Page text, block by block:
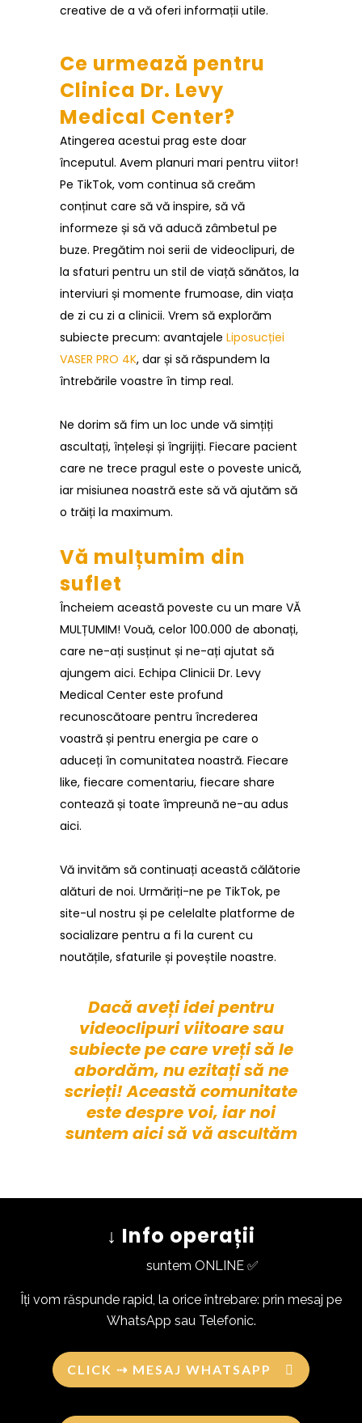
creative de a vă oferi informații utile.
Ce urmează pentru
Clinica Dr. Levy
Medical Center?
Atingerea acestui prag este doar
începutul. Avem planuri mari pentru viitor!
Pe TikTok, vom continua să creăm
conținut care să vă inspire, să vă
informeze și să vă aducă zâmbetul pe
buze. Pregătim noi serii de videoclipuri, de
la sfaturi pentru un stil de viață sănătos, la
interviuri și momente frumoase, din viața
de zi cu zi a clinicii. Vrem să explorăm
subiecte precum: avantajele Liposucției
VASER PRO 4K, dar și să răspundem la
întrebările voastre în timp real.
Ne dorim să fim un loc unde vă simțiți
ascultați, înțeleși și îngrijiți. Fiecare pacient
care ne trece pragul este o poveste unică,
iar misiunea noastră este să vă ajutăm să
o trăiți la maximum.
Vă mulțumim din
suflet
Încheiem această poveste cu un mare VĂ
MULȚUMIM! Vouă, celor 100.000 de abonați,
care ne-ați susținut și ne-ați ajutat să
ajungem aici. Echipa Clinicii Dr. Levy
Medical Center este profund
recunoscătoare pentru încrederea
voastră și pentru energia pe care o
aduceți în comunitatea noastră. Fiecare
like, fiecare comentariu, fiecare share
contează și toate împreună ne-au adus
aici.
Vă invităm să continuați această călătorie
alături de noi. Urmăriți-ne pe TikTok, pe
site-ul nostru și pe celelalte platforme de
socializare pentru a fi la curent cu
noutățile, sfaturile și poveștile noastre.
Dacă aveți idei pentru
videoclipuri viitoare sau
subiecte pe care vreți să le
abordăm, nu ezitați să ne
scrieți! Această comunitate
este despre voi, iar noi
suntem aici să vă ascultăm
↓ Info operații
suntem ONLINE ✅
Îți vom răspunde rapid, la orice întrebare: prin mesaj pe
WhatsApp sau Telefonic.
CLICK ⇢ MESAJ WHATSAPP